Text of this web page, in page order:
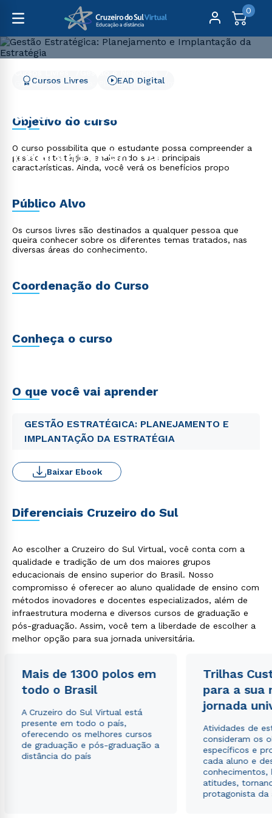
0
Gestão Estratégica: Planejamento e Implantação da
Gestão Estratégica:
Planejamento e
Implantação da
Estratégia
Cursos Livres EAD Digital
Objetivo do curso
O curso possibilita que o estudante possa compreender a
gestão estratégica, analisando suas principais
características. Ainda, você verá os benefícios propo
Público Alvo
Os cursos livres são destinados a qualquer pessoa que
queira conhecer sobre os diferentes temas tratados, nas
diversas áreas do conhecimento.
Coordenação do Curso
Conheça o curso
O que você vai aprender
GESTÃO ESTRATÉGICA: PLANEJAMENTO E
IMPLANTAÇÃO DA ESTRATÉGIA
Baixar Ebook
Diferenciais Cruzeiro do Sul
Ao escolher a Cruzeiro do Sul Virtual, você conta com a
qualidade e tradição de um dos maiores grupos
educacionais de ensino superior do Brasil. Nosso
compromisso é oferecer ao aluno qualidade de ensino com
métodos inovadores e docentes especializados, além de
infraestrutura moderna e diversos cursos de graduação e
pós-graduação. Assim, você tem a liberdade de escolher a
melhor opção para sua jornada universitária.
Mais de 1300 polos em
todo o Brasil
A Cruzeiro do Sul Virtual está
presente em todo o país,
oferecendo os melhores cursos
de graduação e pós-graduação a
distância do país
Trilhas
para a sua
jornada
Atividades de
consideram os
específicos e
cada aluno e
conhecimentos,
atitudes,
protagonista da